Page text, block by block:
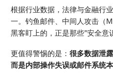
根据行业数据，法律与金融行
一。钓鱼邮件、中间人攻击（
黑客盯上的，正是那些"安全意
更值得警惕的是：很多数据泄
而是内部操作失误或邮件系统本